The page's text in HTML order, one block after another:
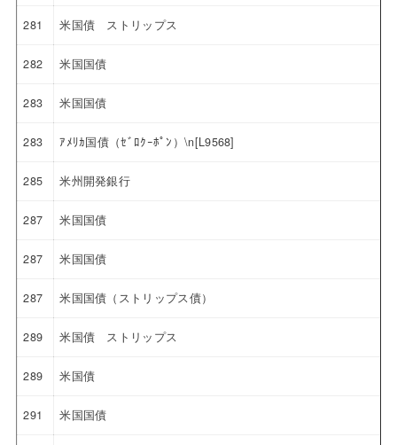
281 米国債 ストリップス
282 米国国債
283 米国国債
283 ｱﾒﾘｶ国債（ｾﾞﾛｸｰﾎﾟﾝ）\n[L9568]
285 米州開発銀行
287 米国国債
287 米国国債
287 米国国債（ストリップス債）
289 米国債 ストリップス
289 米国債
291 米国国債